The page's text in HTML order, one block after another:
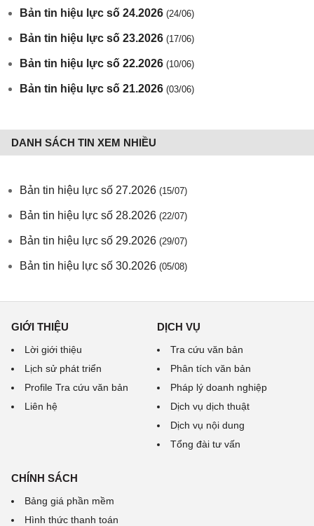
Bản tin hiệu lực số 24.2026 (24/06)
Bản tin hiệu lực số 23.2026 (17/06)
Bản tin hiệu lực số 22.2026 (10/06)
Bản tin hiệu lực số 21.2026 (03/06)
DANH SÁCH TIN XEM NHIỀU
Bản tin hiệu lực số 27.2026 (15/07)
Bản tin hiệu lực số 28.2026 (22/07)
Bản tin hiệu lực số 29.2026 (29/07)
Bản tin hiệu lực số 30.2026 (05/08)
GIỚI THIỆU
Lời giới thiệu
Lịch sử phát triển
Profile Tra cứu văn bản
Liên hệ
DỊCH VỤ
Tra cứu văn bản
Phân tích văn bản
Pháp lý doanh nghiệp
Dịch vụ dịch thuật
Dịch vụ nội dung
Tổng đài tư vấn
CHÍNH SÁCH
Bảng giá phần mềm
Hình thức thanh toán